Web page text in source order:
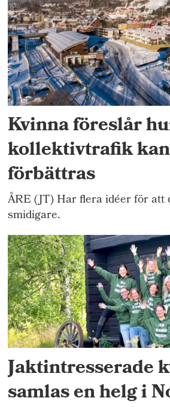
Kvinna föreslår
kollektivtrafik kan
förbättras
ÅRE (JT) Har flera idéer för att
smidigare.
Jaktintresserade
samlas en helg i